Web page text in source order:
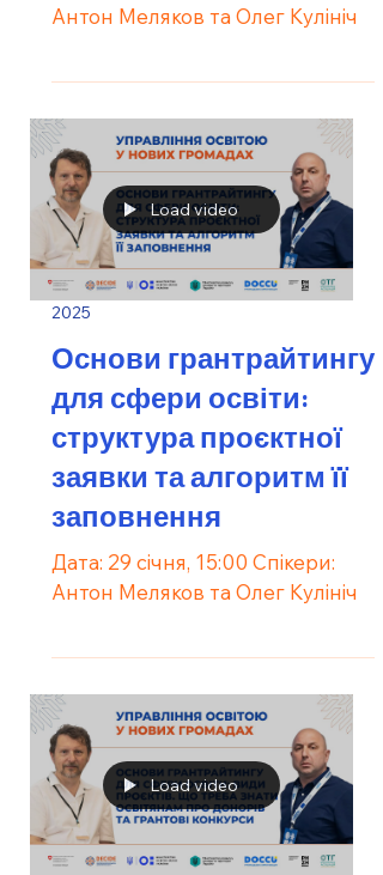
Антон Меляков та Олег Кулініч
Load video
2025
Основи грантрайтингу
для сфери освіти:
структура проєктної
заявки та алгоритм її
заповнення
Дата: 29 січня, 15:00 Спікери:
Антон Меляков та Олег Кулініч
Load video